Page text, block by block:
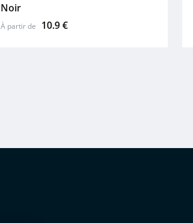
Noir
À partir de 10.9 €